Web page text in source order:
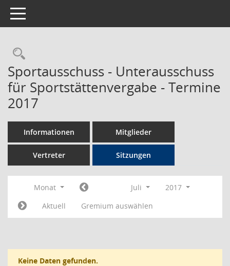
Toggle navigation
Rechercheauswahl
Sportausschuss - Unterausschuss
für Sportstättenvergabe - Termine
2017
Informationen Mitglieder
Vertreter Sitzungen
Monat Juli
2017
Aktuell
Gremium auswählen
Keine Daten gefunden.